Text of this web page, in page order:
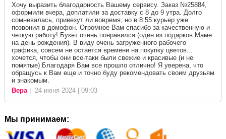
Хочу выразить благодарность Вашему сервису. Заказ №25884,
оформили вчера, доплатили за доставку с 8 до 9 утра. Долго
сомневалась, привезут ли вовремя, но в 8:55 курьер уже
позвонил в домофон. Огромное Вам спасибо за качественную и
четкую работу! Букет очень понравился (один из подарков Маме
на день рождения). В виду очень загруженного рабочего
графика, совсем не остается времени на покупку цветов...
хочется, чтобы они все-таки были свежие и красивые (и не
помятые) Благодаря Вам все прошло отлично! Я уверена, что
обращусь к Вам еще и точно буду рекомендовать своим друзьям
и знакомым.
Вера| 24 июня 2024 | 09:03
Мы принимаем: